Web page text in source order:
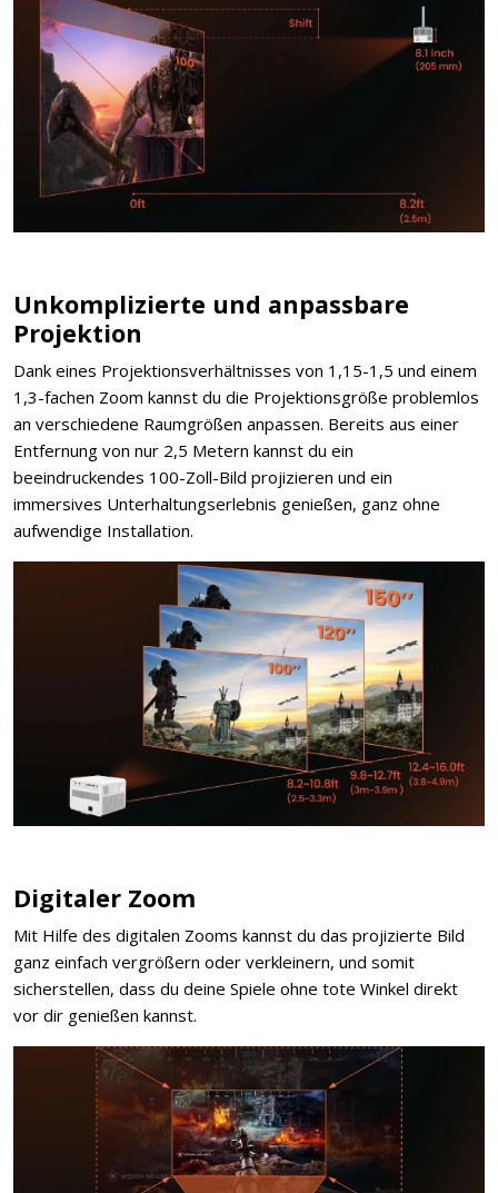
Unkomplizierte und anpassbare
Projektion
Dank eines Projektionsverhältnisses von 1,15-1,5 und einem
1,3-fachen Zoom kannst du die Projektionsgröße problemlos
an verschiedene Raumgrößen anpassen. Bereits aus einer
Entfernung von nur 2,5 Metern kannst du ein
beeindruckendes 100-Zoll-Bild projizieren und ein
immersives Unterhaltungserlebnis genießen, ganz ohne
aufwendige Installation.
Digitaler Zoom
Mit Hilfe des digitalen Zooms kannst du das projizierte Bild
ganz einfach vergrößern oder verkleinern, und somit
sicherstellen, dass du deine Spiele ohne tote Winkel direkt
vor dir genießen kannst.